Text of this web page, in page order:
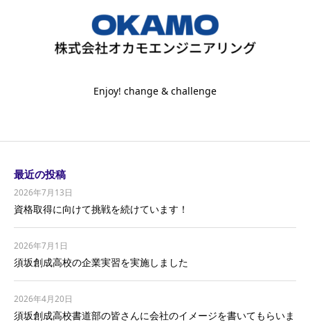
Enjoy! change & challenge
最近の投稿
資格取得に向けて挑戦を続けています！
2026年7月13日
須坂創成高校の企業実習を実施しました
2026年7月1日
須坂創成高校書道部の皆さんに会社のイメージを書いてもらいま
2026年4月20日